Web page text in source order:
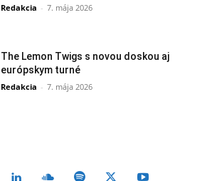
Redakcia - 7. mája 2026
The Lemon Twigs s novou doskou aj
európskym turné
Redakcia - 7. mája 2026